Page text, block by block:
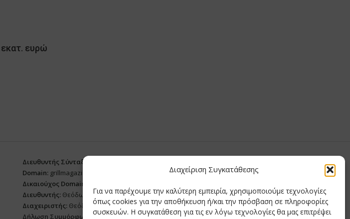
Διαχείριση Συγκατάθεσης
Για να παρέχουμε την καλύτερη εμπειρία, χρησιμοποιούμε τεχνολογίες
όπως cookies για την αποθήκευση ή/και την πρόσβαση σε πληροφορίες
συσκευών. Η συγκατάθεση για τις εν λόγω τεχνολογίες θα μας επιτρέψει
ευρώ
Διευθυντής Σύνταξης:
Domain: grillmagazine.gr
Δικαιούχος Domain:
Διευθυντής: Θεόδωρος Δημητριάδης
Διαχειριστής: Θεόδωρος Δημητριάδης
Δήλωση Συμμόρφωσης